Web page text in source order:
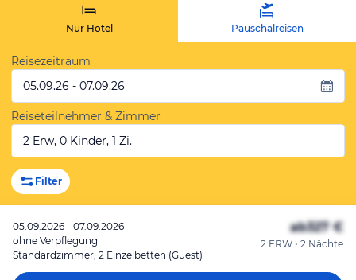
Nur Hotel Pauschalreisen
Reisezeitraum
05.09.26 - 07.09.26
Reiseteilnehmer & Zimmer
2 Erw, 0 Kinder, 1 Zi.
Filter
05.09.2026 - 07.09.2026
ohne Verpflegung
Standardzimmer, 2 Einzelbetten (Guest)
ab327 €
2 ERW • 2 Nächte